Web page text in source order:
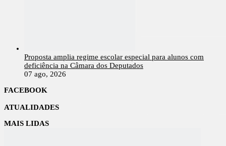
Proposta amplia regime escolar especial para alunos com
deficiência na Câmara dos Deputados
07 ago, 2026
FACEBOOK
ATUALIDADES
MAIS LIDAS